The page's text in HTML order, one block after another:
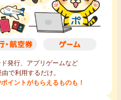
発行、アプリゲームなど
で利用するだけ。
イントがもらえるものも！